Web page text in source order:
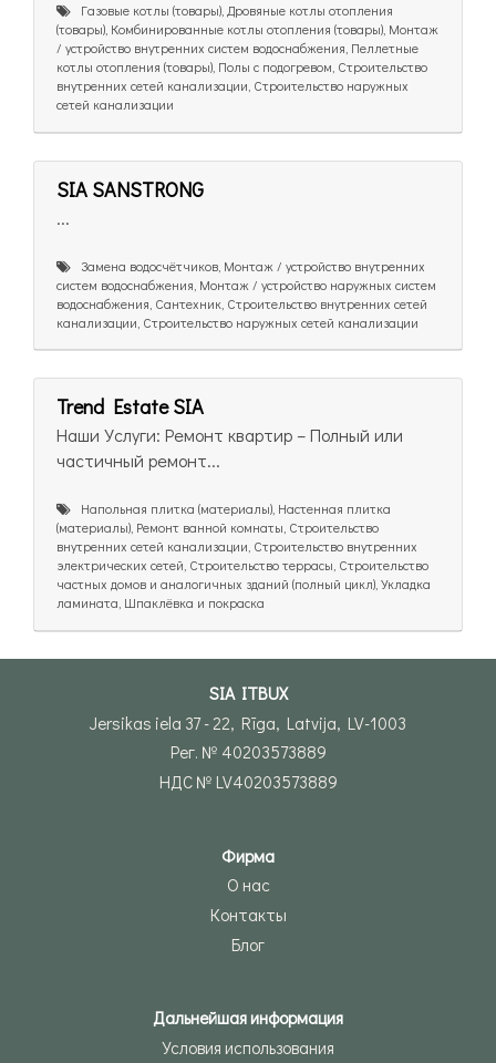
Газовые котлы (товары), Дровяные котлы отопления
(товары), Комбинированные котлы отопления (товары), Монтаж
/ устройство внутренних систем водоснабжения, Пеллетные
котлы отопления (товары), Полы с подогревом, Строительство
внутренних сетей канализации, Строительство наружных
сетей канализации
SIA SANSTRONG
...
Замена водосчётчиков, Монтаж / устройство внутренних
систем водоснабжения, Монтаж / устройство наружных систем
водоснабжения, Сантехник, Строительство внутренних сетей
канализации, Строительство наружных сетей канализации
Trend Estate SIA
Наши Услуги: Ремонт квартир – Полный или
частичный ремонт...
Напольная плитка (материалы), Настенная плитка
(материалы), Ремонт ванной комнаты, Строительство
внутренних сетей канализации, Строительство внутренних
электрических сетей, Строительство террасы, Строительство
частных домов и аналогичных зданий (полный цикл), Укладка
ламината, Шпаклёвка и покраска
SIA ITBUX
Jersikas iela 37 - 22, Rīga, Latvija, LV-1003
Рег. № 40203573889
НДС № LV40203573889
Фирма
О нас
Контакты
Блог
Дальнейшая информация
Условия использования